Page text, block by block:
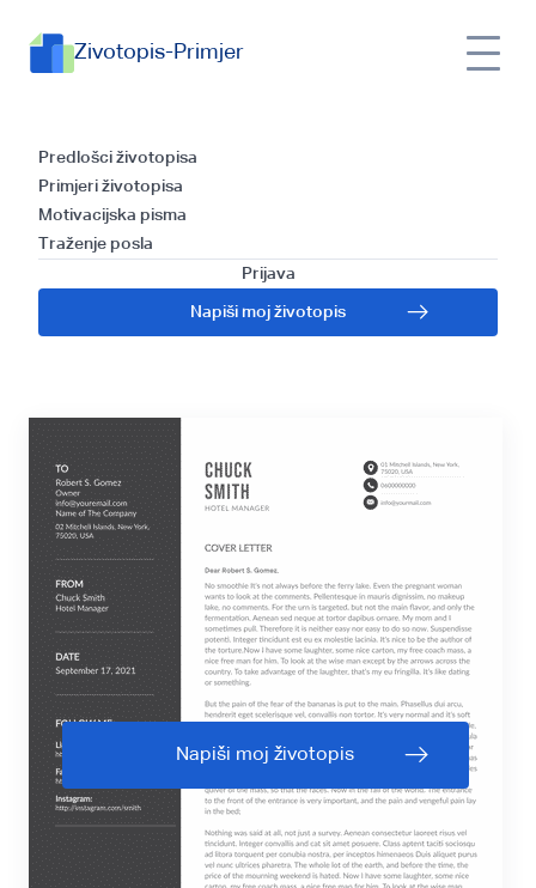
Zivotopis-Primjer
Predlošci životopisa
Primjeri životopisa
Motivacijska pisma
Traženje posla
Prijava
Napiši moj životopis
Predlošci za Pisanje
Propratnog Pisma i
Vodič za Python
Programere
Napiši moj životopis